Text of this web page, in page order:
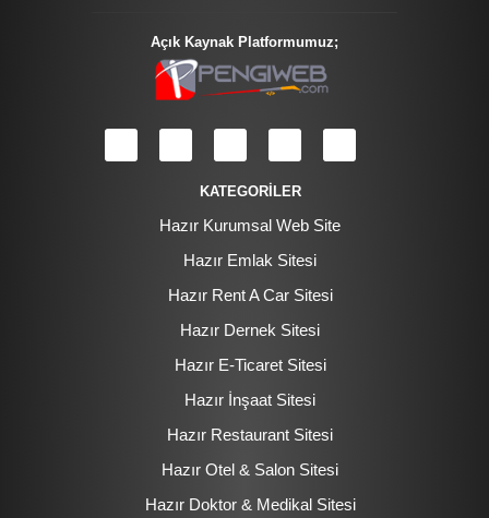
Açık Kaynak Platformumuz;
KATEGORİLER
Hazır Kurumsal Web Site
Hazır Emlak Sitesi
Hazır Rent A Car Sitesi
Hazır Dernek Sitesi
Hazır E-Ticaret Sitesi
Hazır İnşaat Sitesi
Hazır Restaurant Sitesi
Hazır Otel & Salon Sitesi
Hazır Doktor & Medikal Sitesi